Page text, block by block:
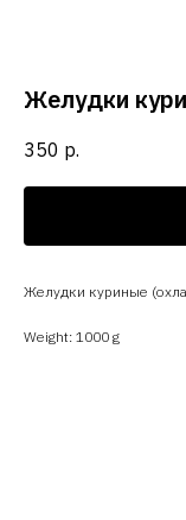
Желудки
350 р.
Желудки куриные
Weight: 1000 g